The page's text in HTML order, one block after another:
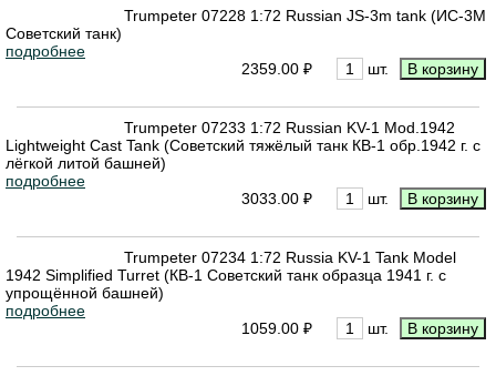
Trumpeter 07228 1:72 Russian JS-3m tank (ИС-3М
Советский танк)
подробнее
2359.00 ₽
шт.
Trumpeter 07233 1:72 Russian KV-1 Mod.1942
Lightweight Cast Tank (Советский тяжёлый танк КВ-1 обр.1942 г. с
лёгкой литой башней)
подробнее
3033.00 ₽
шт.
Trumpeter 07234 1:72 Russia KV-1 Tank Model
1942 Simplified Turret (КВ-1 Советский танк образца 1941 г. с
упрощённой башней)
подробнее
1059.00 ₽
шт.